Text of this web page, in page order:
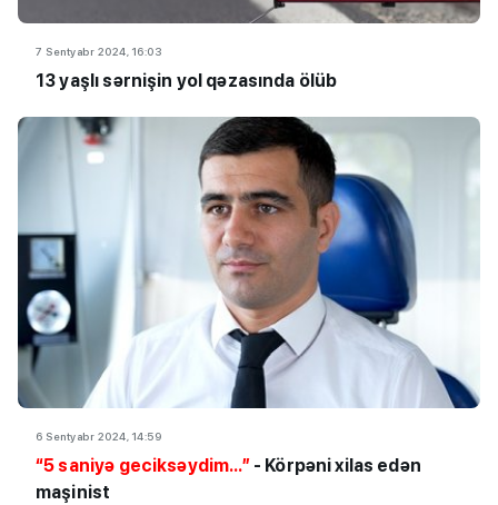
7 Sentyabr 2024, 16:03
13 yaşlı sərnişin yol qəzasında ölüb
6 Sentyabr 2024, 14:59
“5 saniyə geciksəydim...”- Körpəni xilas edən
maşinist